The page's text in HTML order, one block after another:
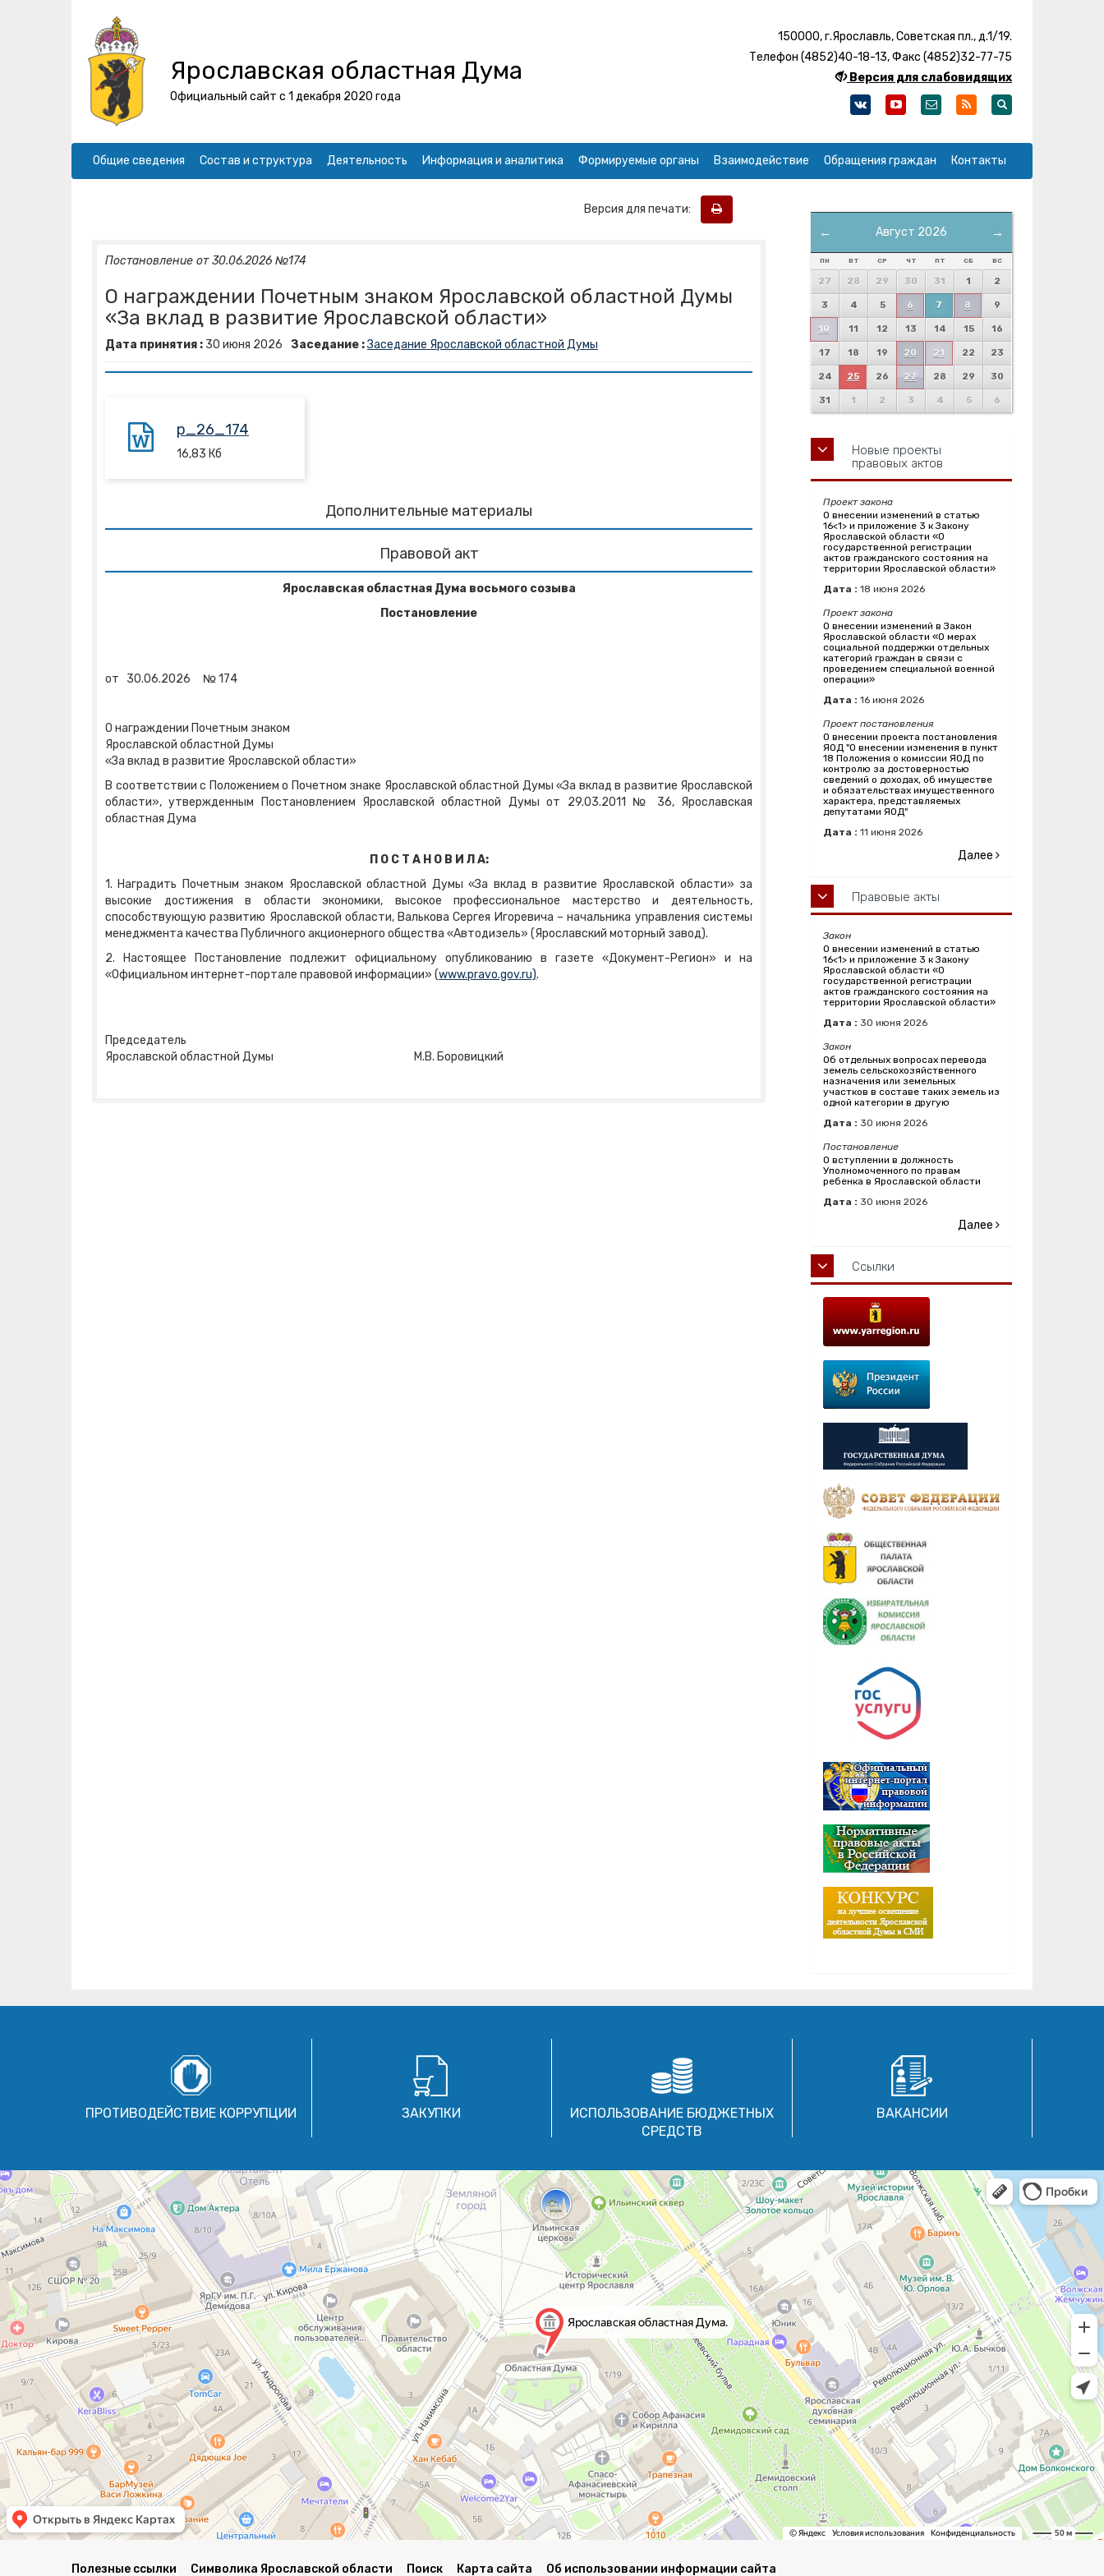
Ярославская областная Дума
Официальный сайт с 1 декабря 2020 года
150000, г.Ярославль, Советская пл., д.1/19.
Телефон (4852)40-18-13, Факс (4852)32-77-75
Версия для слабовидящих
Общие сведения Состав и структура Деятельность Информация и аналитика Формируемые органы Взаимодействие Обращения граждан Контакты
Версия для печати:
Постановление от 30.06.2026 №174
О награждении Почетным знаком Ярославской областной Думы
«За вклад в развитие Ярославской области»
Дата принятия : 30 июня 2026 Заседание :Заседание Ярославской областной Думы
p_26_174
16,83 Кб
Дополнительные материалы
Правовой акт
Ярославская областная Дума восьмого созыва
Постановление
от 30.06.2026 №174
О награждении Почетным знаком
Ярославской областной Думы
«За вклад в развитие Ярославской области»
В соответствии с Положением о Почетном знаке Ярославской областной Думы «За вклад в развитие Ярославской
области», утвержденным Постановлением Ярославской областной Думы от 29.03.2011 № 36, Ярославская
областная Дума
П О С Т А Н О В И Л А:
1. Наградить Почетным знаком Ярославской областной Думы «За вклад в развитие Ярославской области» за
высокие достижения в области экономики, высокое профессиональное мастерство и деятельность,
способствующую развитию Ярославской области, Валькова Сергея Игоревича – начальника управления системы
менеджмента качества Публичного акционерного общества «Автодизель» (Ярославский моторный завод).
2. Настоящее Постановление подлежит официальному опубликованию в газете «Документ-Регион» и на
«Официальном интернет-портале правовой информации» (www.pravo.gov.ru).
Председатель
Ярославской областной Думы М.В. Боровицкий
← →
Август 2026
ПН ВТ СР ЧТ ПТ СБ ВС
27 28 29 30 31 1 2
3 4 5 6 7 8 9
10 11 12 13 14 15 16
17 18 19 20 21 22 23
24 25 26 27 28 29 30
31 1 2 3 4 5 6
Новые проекты
правовых актов
Проект закона
О внесении изменений в статью
16<1> и приложение 3 к Закону
Ярославской области «О
государственной регистрации
актов гражданского состояния на
территории Ярославской области»
Дата : 18 июня 2026
Проект закона
О внесении изменений в Закон
Ярославской области «О мерах
социальной поддержки отдельных
категорий граждан в связи с
проведением специальной военной
операции»
Дата : 16 июня 2026
Проект постановления
О внесении проекта постановления
ЯОД "О внесении изменения в пункт
18 Положения о комиссии ЯОД по
контролю за достоверностью
сведений о доходах, об имуществе
и обязательствах имущественного
характера, представляемых
депутатами ЯОД"
Дата : 11 июня 2026
Далее
Правовые акты
Закон
О внесении изменений в статью
16<1> и приложение 3 к Закону
Ярославской области «О
государственной регистрации
актов гражданского состояния на
территории Ярославской области»
Дата : 30 июня 2026
Закон
Об отдельных вопросах перевода
земель сельскохозяйственного
назначения или земельных
участков в составе таких земель из
одной категории в другую
Дата : 30 июня 2026
Постановление
О вступлении в должность
Уполномоченного по правам
ребенка в Ярославской области
Дата : 30 июня 2026
Далее
Ссылки
ПРОТИВОДЕЙСТВИЕ КОРРУПЦИИ ЗАКУПКИ
ИСПОЛЬЗОВАНИЕ БЮДЖЕТНЫХ
СРЕДСТВ
ВАКАНСИИ
Полезные ссылки Символика Ярославской области Поиск Карта сайта Об использовании информации сайта